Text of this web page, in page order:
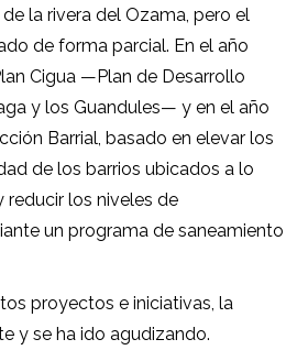
la rivera del Ozama, pero el
de forma parcial. En el año
Cigua —Plan de Desarrollo
y los Guandules— y en el año
Barrial, basado en elevar los
de los barrios ubicados a lo
reducir los niveles de
un programa de saneamiento
proyectos e iniciativas, la
y se ha ido agudizando.